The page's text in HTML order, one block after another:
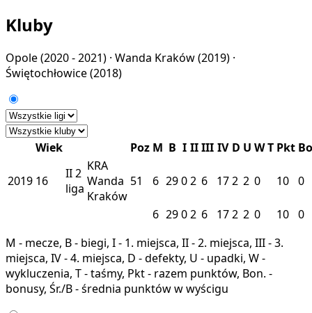
Kluby
Opole(2020 - 2021) · Wanda Kraków(2019) ·
Świętochłowice(2018)
Wiek Poz M B I IIIII IV D U WT Pkt
2019 16 II2
liga
KRA
Wanda
Kraków
51 6 2902 6 172 2 0 10 0
6 2902 6 172 2 0 10 0
M - mecze, B - biegi, I - 1. miejsca, II - 2. miejsca, III - 3.
miejsca, IV - 4. miejsca, D - defekty, U - upadki, W -
wykluczenia, T - taśmy, Pkt - razem punktów, Bon. -
bonusy, Śr./B - średnia punktów w wyścigu